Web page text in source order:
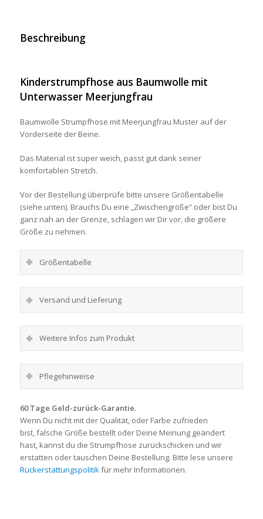
Beschreibung
Kinderstrumpfhose aus Baumwolle mit
Unterwasser Meerjungfrau
Baumwolle Strumpfhose mit Meerjungfrau Muster auf der
Vorderseite der Beine.
Das Material ist super weich, passt gut dank seiner
komfortablen Stretch.
Vor der Bestellung überprüfe bitte unsere Größentabelle
(siehe unten). Brauchs Du eine „Zwischengröße” oder bist Du
ganz nah an der Grenze, schlagen wir Dir vor, die größere
Größe zu nehmen.
Größentabelle
Versand und Lieferung
Weitere Infos zum Produkt
Pflegehinweise
60 Tage Geld-zurück-Garantie.
Wenn Du nicht mit der Qualität, oder Farbe zufrieden
bist, falsche Größe bestellt oder Deine Meinung geändert
hast, kannst du die Strumpfhose zurückschicken und wir
erstatten oder tauschen Deine Bestellung. Bitte lese unsere
Rückerstattungspolitik für mehr Informationen.